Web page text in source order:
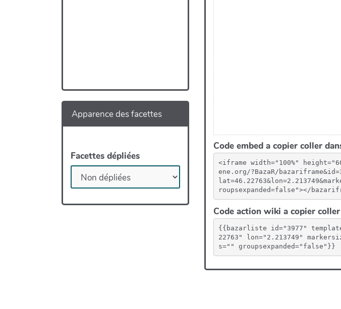
Apparence des facettes
Facettes dépliées
Code embed a copier coller
<iframe width="100%"
ene.org/?BazaR/
roupsexpanded=false"></
Code action wiki a copier
{{bazarliste id="3977"
22763" lon="2.213749"
s="" groupsexpanded="false"}}